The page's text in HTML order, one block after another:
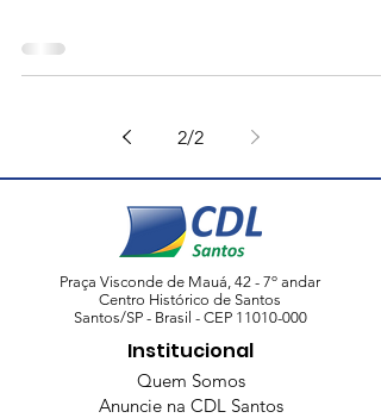
2/2
Praça Visconde de Mauá, 42 - 7º andar
Centro Histórico de Santos
Santos/SP - Brasil - CEP 11010-000
Institucional
Quem Somos
Anuncie na CDL Santos